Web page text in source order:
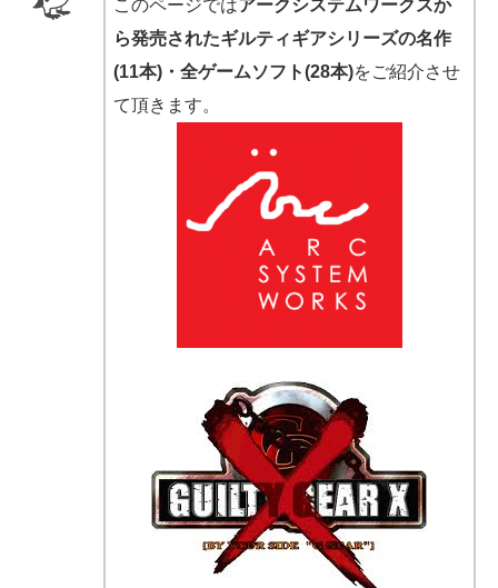
このページではアークシステムワークスか
ら発売されたギルティギアシリーズの名作
(11本)・全ゲームソフト(28本)をご紹介させ
て頂きます。